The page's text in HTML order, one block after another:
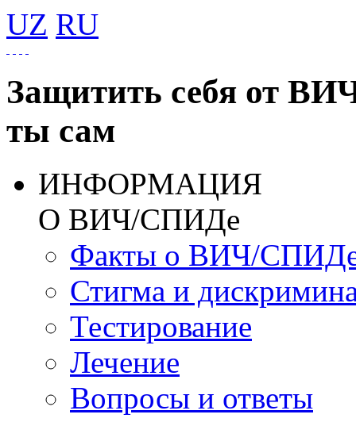
UZ RU
Защитить себя от
ты сам
ИНФОРМАЦИЯ
О ВИЧ/СПИДе
Факты о ВИЧ/
Стигма и
Тестирование
Лечение
Вопросы и ответы